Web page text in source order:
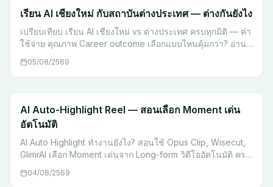
เรียน AI เชียงใหม่ กับสถาบันต่างประเทศ — ต่างกันยังไง
เปรียบเทียบ เรียน AI เชียงใหม่ vs ต่างประเทศ ครบทุกมิติ — ค่า
ใช้จ่าย คุณภาพ Career outcome เลือกแบบไหนคุ้มกว่า? อ่าน
05/08/2569
AI Auto-Highlight Reel — สอนเลือก Moment เด่น
อัตโนมัติ
AI Auto Highlight ทำงานยังไง? สอนใช้ Opus Clip, Wisecut,
GlimrAI เลือก Moment เด่นจาก Long-form วิดีโออัตโนมัติ ครบ
04/08/2569